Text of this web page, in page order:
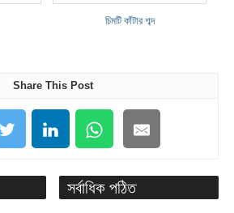
চিমটি কাঁটার শব্দ
Share This Post
সর্বাধিক পঠিত